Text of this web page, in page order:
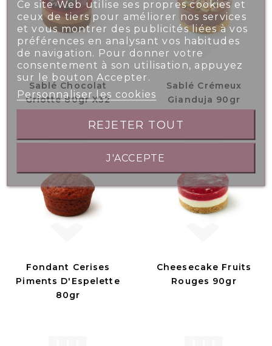
Sablé Chocolat
Griotte 80gr X32
Sablé Crémeux
Gianduja 90gr
Fondant Cerises
Piments D'Espelette
80gr
Cheesecake Fruits
Rouges 90gr
Ce site Web utilise ses propres cookies et
ceux de tiers pour améliorer nos services
et vous montrer des publicités liées à vos
préférences en analysant vos habitudes
de navigation. Pour donner votre
consentement à son utilisation, appuyez
sur le bouton Accepter.
Personnaliser les cookies
REJETER TOUT
J'ACCEPTE